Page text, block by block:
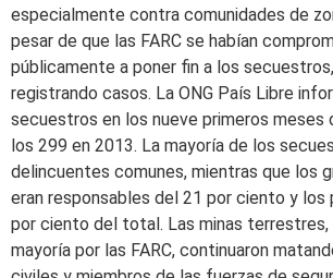
especialmente contra comunidades de
pesar de que las FARC se habían
públicamente a poner fin a los
registrando casos. La ONG País Libre
secuestros en los nueve primeros meses
los 299 en 2013. La mayoría de los
delincuentes comunes, mientras que los
eran responsables del 21 por ciento y los
por ciento del total. Las minas terrestres,
mayoría por las FARC, continuaron